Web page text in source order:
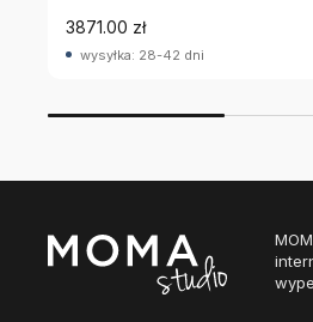
3871.00 zł
wysyłka: 28-42 dni